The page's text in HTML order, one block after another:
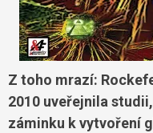
Z toho mrazí:
2010 uveřejnila
záminku k vytvoření